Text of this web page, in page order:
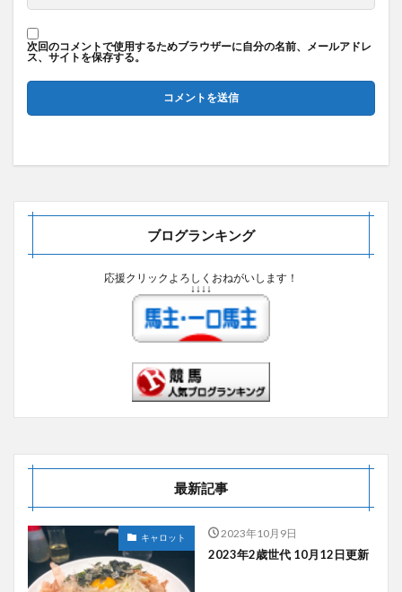
次回のコメントで使用するためブラウザーに自分の名前、メールアドレ
ス、サイトを保存する。
ブログランキング
応援クリックよろしくおねがいします！
↓↓↓↓
最新記事
キャロット 2023年10月9日
2023年2歳世代 10月12日更新